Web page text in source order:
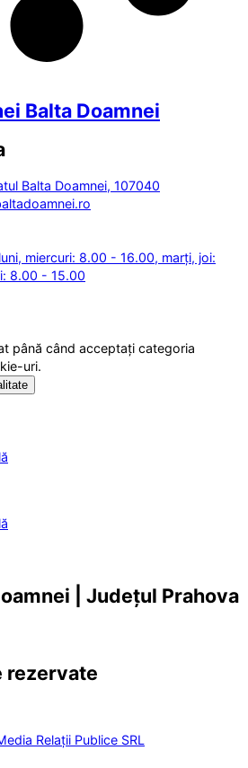
Balta Doamnei
Balta Doamnei, 107040
miercuri: 8.00 - 16.00, marți, joi:
8.00 - 15.00
până când acceptați categoria
uri.
| Județul Prahova
rezervate
Relații Publice SRL